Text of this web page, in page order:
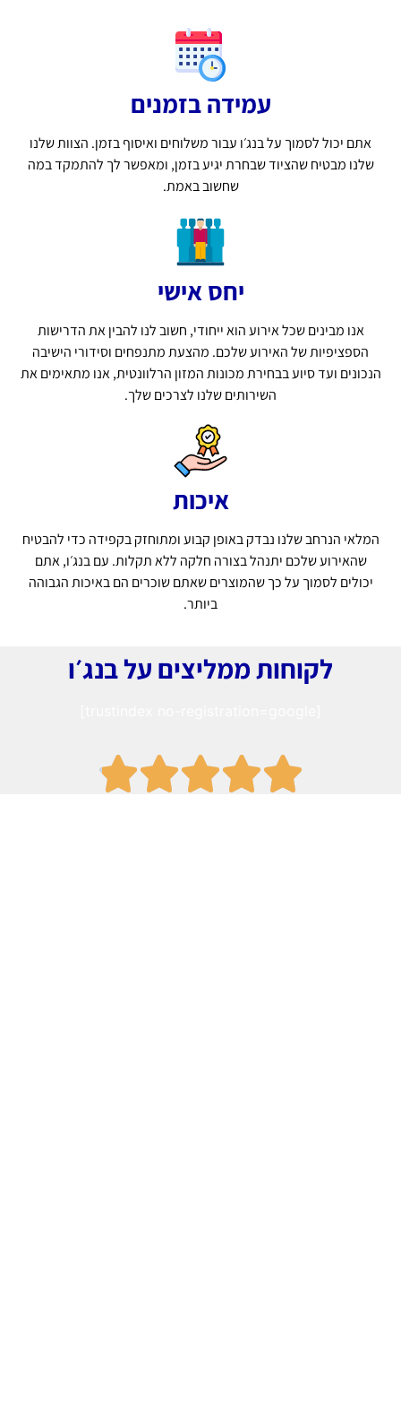
עמידה בזמנים
אתם יכול לסמוך על בנג׳ו עבור משלוחים ואיסוף בזמן. הצוות שלנו
שלנו מבטיח שהציוד שבחרת יגיע בזמן, ומאפשר לך להתמקד במה
שחשוב באמת.
יחס אישי
אנו מבינים שכל אירוע הוא ייחודי, חשוב לנו להבין את הדרישות
הספציפיות של האירוע שלכם. מהצעת מתנפחים וסידורי הישיבה
הנכונים ועד סיוע בבחירת מכונות המזון הרלוונטית, אנו מתאימים את
השירותים שלנו לצרכים שלך.
איכות
המלאי הנרחב שלנו נבדק באופן קבוע ומתוחזק בקפידה כדי להבטיח
שהאירוע שלכם יתנהל בצורה חלקה ללא תקלות. עם בנג׳ו, אתם
יכולים לסמוך על כך שהמוצרים שאתם שוכרים הם באיכות הגבוהה
ביותר.
לקוחות ממליצים על בנג׳ו